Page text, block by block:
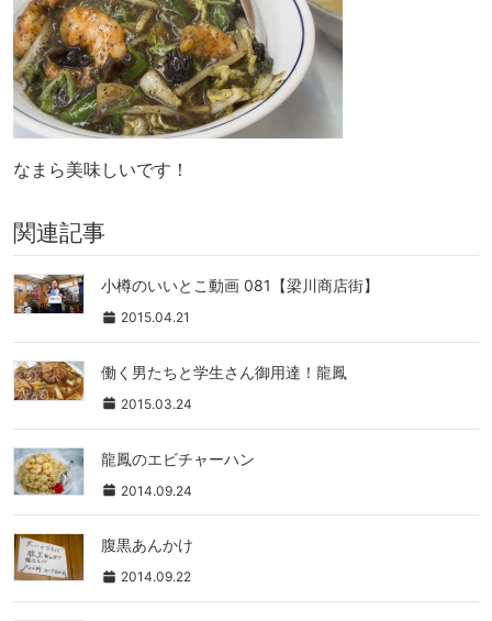
なまら美味しいです！
関連記事
小樽のいいとこ動画 081【梁川商店街】
2015.04.21
働く男たちと学生さん御用達！龍鳳
2015.03.24
龍鳳のエビチャーハン
2014.09.24
腹黒あんかけ
2014.09.22